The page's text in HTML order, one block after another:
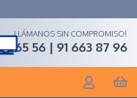
LLÁMANOS SIN COMPROMISO!
65 56 | 91 663 87 96